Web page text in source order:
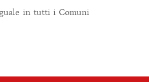
in tutti i Comuni